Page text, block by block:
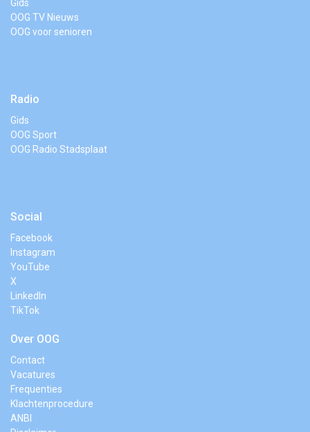
Gids
OOG TV Nieuws
OOG voor senioren
Radio
Gids
OOG Sport
OOG Radio Stadsplaat
Social
Facebook
Instagram
YouTube
X
LinkedIn
TikTok
Over OOG
Contact
Vacatures
Frequenties
Klachtenprocedure
ANBI